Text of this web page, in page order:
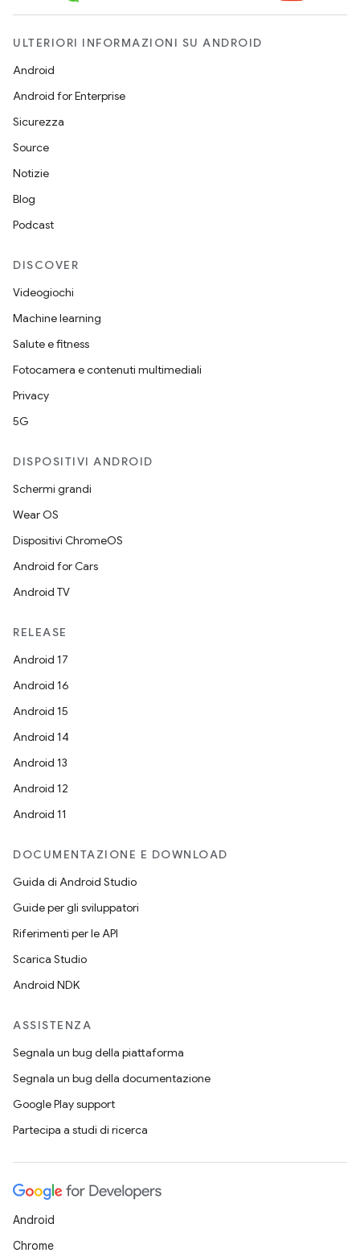
ULTERIORI INFORMAZIONI SU ANDROID
Android
Android for Enterprise
Sicurezza
Source
Notizie
Blog
Podcast
DISCOVER
Videogiochi
Machine learning
Salute e fitness
Fotocamera e contenuti multimediali
Privacy
5G
DISPOSITIVI ANDROID
Schermi grandi
Wear OS
Dispositivi ChromeOS
Android for Cars
Android TV
RELEASE
Android 17
Android 16
Android 15
Android 14
Android 13
Android 12
Android 11
DOCUMENTAZIONE E DOWNLOAD
Guida di Android Studio
Guide per gli sviluppatori
Riferimenti per le API
Scarica Studio
Android NDK
ASSISTENZA
Segnala un bug della piattaforma
Segnala un bug della documentazione
Google Play support
Partecipa a studi di ricerca
Android
Chrome